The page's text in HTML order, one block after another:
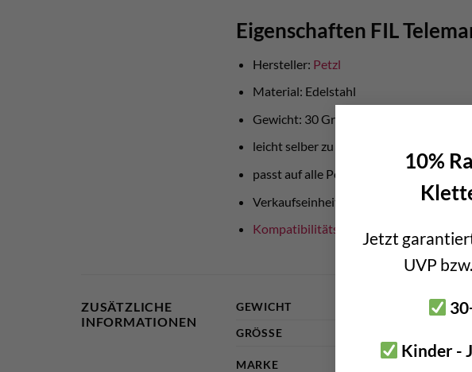
10%
Jetzt
UVP
Kinder -
Eigenschaften FIL
Hersteller: Petzl
Material: Edelstahl
Gewicht: 30 Gramm
leicht selber zu wechseln
passt auf alle Petzl Steigeisen
Verkaufseinheit: 1 Paar = 2 Stück
Kompatibilitäts Übersicht
Petzl Alpen
ZUSÄTZLICHE
INFORMATIONEN
GEWICHT
GRÖSSE
MARKE